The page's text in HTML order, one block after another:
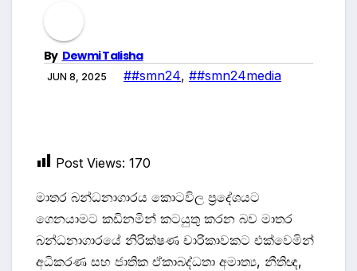
By Dewmi Talisha
JUN 8, 2025 ##smn24, ##smn24media
Post Views: 170
මාතර බන්ධනාගාරය කොටවිල ප්‍රදේශයට
ගෙනයාමට කඩිනමින් කටයුතු කරන බව මාතර
බන්ධනාගාරයේ නිරික්ෂණ චාරිකාවකට එක්වෙමින්
අධිකරණ සහ ජාතික ඒකාබද්ධතා අමාත්‍ය, නීතිඥ,